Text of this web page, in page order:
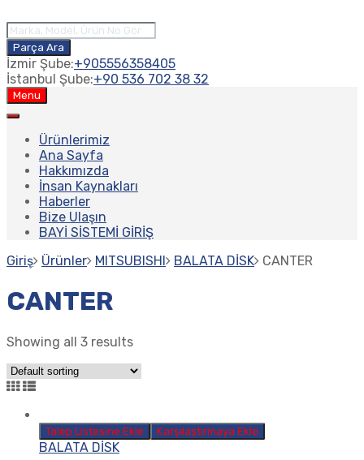
Parça Ara
İzmir Şube:+905556358405
İstanbul Şube:+90 536 702 38 32
Menu
Ürünlerimiz
Ana Sayfa
Hakkımızda
İnsan Kaynakları
Haberler
Bize Ulaşın
BAYİ SİSTEMİ GİRİŞ
Giriş Ürünler MITSUBISHI BALATA DİSK CANTER
CANTER
Showing all 3 results
Talep Listesine Ekle Karşılaştırmaya Ekle
BALATA DİSK